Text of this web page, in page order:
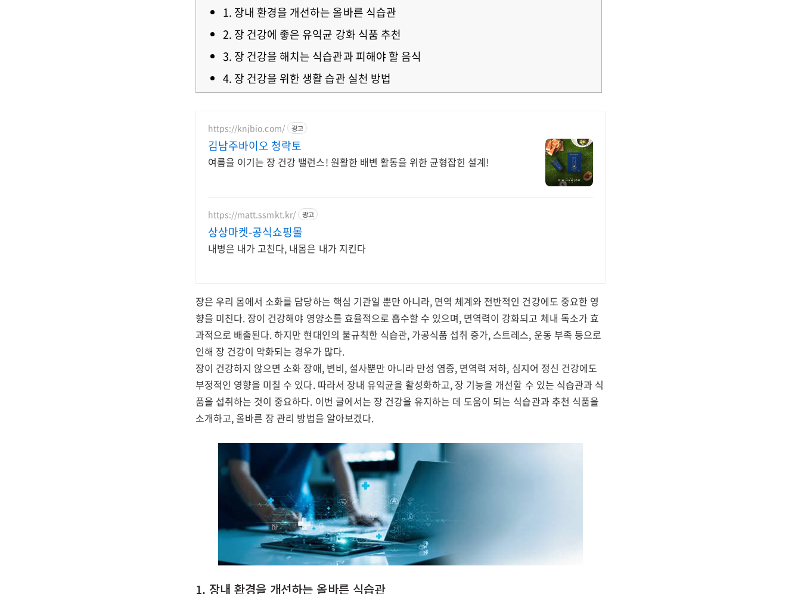
1. 장내 환경을 개선하는 올바른 식습관
2. 장 건강에 좋은 유익균 강화 식품 추천
3. 장 건강을 해치는 식습관과 피해야 할 음식
4. 장 건강을 위한 생활 습관 실천 방법
https://knjbio.com/ 광고
김남주바이오 청락토
여름을 이기는 장 건강 밸런스! 원활한 배변 활동을 위한 균형잡힌 설계!
https://matt.ssmkt.kr/ 광고
상상마켓-공식쇼핑몰
내병은 내가 고친다, 내몸은 내가 지킨다
장은 우리 몸에서 소화를 담당하는 핵심 기관일 뿐만 아니라, 면역 체계와 전반적인 건강에도 중요한 영
향을 미친다. 장이 건강해야 영양소를 효율적으로 흡수할 수 있으며, 면역력이 강화되고 체내 독소가 효
과적으로 배출된다. 하지만 현대인의 불규칙한 식습관, 가공식품 섭취 증가, 스트레스, 운동 부족 등으로
인해 장 건강이 악화되는 경우가 많다.
장이 건강하지 않으면 소화 장애, 변비, 설사뿐만 아니라 만성 염증, 면역력 저하, 심지어 정신 건강에도
부정적인 영향을 미칠 수 있다. 따라서 장내 유익균을 활성화하고, 장 기능을 개선할 수 있는 식습관과 식
품을 섭취하는 것이 중요하다. 이번 글에서는 장 건강을 유지하는 데 도움이 되는 식습관과 추천 식품을
소개하고, 올바른 장 관리 방법을 알아보겠다.
1. 장내 환경을 개선하는 올바른 식습관